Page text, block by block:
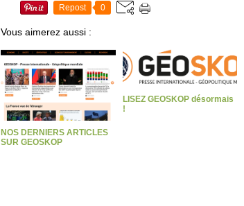
Repost 0
Vous aimerez aussi :
NOS DERNIERS ARTICLES
SUR GEOSKOP
LISEZ GEOSKOP désormais
!